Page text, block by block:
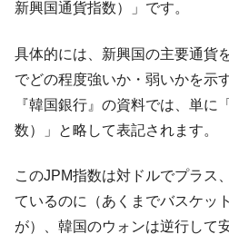
Fact1
日本人マスターズ挑戦
だった選手とは？
Fact1
甲子園通算本塁打、最多
ている意外な選手とは？
Fact1 セレクトセールの高額
新興国通貨指数）」です。
具体的には、新興国の主要通貨
でどの程度強いか・弱いかを示
『韓国銀行』の資料では、単に「
数）」と略して表記されます。
このJPM指数は対ドルでプラス
ているのに（あくまでバスケッ
が）、韓国のウォンは逆行して